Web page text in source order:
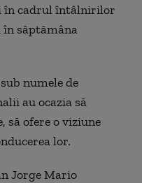
în cadrul întâlnirilor
în săptămâna
numele de
au ocazia să
să ofere o viziune
lor.
Jorge Mario